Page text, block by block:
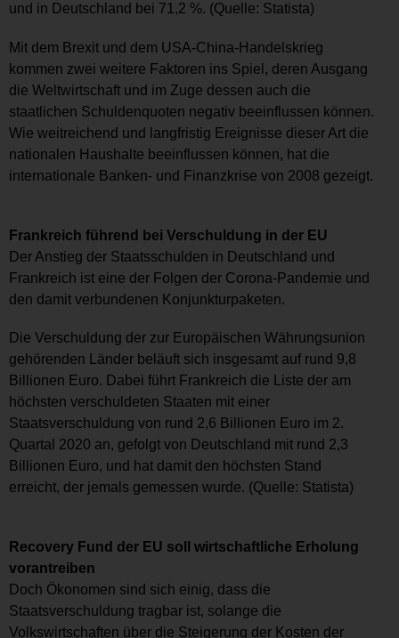
und in Deutschland bei 71,2 %. (Quelle: Statista)
Mit dem Brexit und dem USA-China-Handelskrieg
kommen zwei weitere Faktoren ins Spiel, deren Ausgang
die Weltwirtschaft und im Zuge dessen auch die
staatlichen Schuldenquoten negativ beeinflussen können.
Wie weitreichend und langfristig Ereignisse dieser Art die
nationalen Haushalte beeinflussen können, hat die
internationale Banken- und Finanzkrise von 2008 gezeigt.
Frankreich führend bei Verschuldung in der EU
Der Anstieg der Staatsschulden in Deutschland und
Frankreich ist eine der Folgen der Corona-Pandemie und
den damit verbundenen Konjunkturpaketen.
Die Verschuldung der zur Europäischen Währungsunion
gehörenden Länder beläuft sich insgesamt auf rund 9,8
Billionen Euro. Dabei führt Frankreich die Liste der am
höchsten verschuldeten Staaten mit einer
Staatsverschuldung von rund 2,6 Billionen Euro im 2.
Quartal 2020 an, gefolgt von Deutschland mit rund 2,3
Billionen Euro, und hat damit den höchsten Stand
erreicht, der jemals gemessen wurde. (Quelle: Statista)
Recovery Fund der EU soll wirtschaftliche Erholung
vorantreiben
Doch Ökonomen sind sich einig, dass die
Staatsverschuldung tragbar ist, solange die
Volkswirtschaften über die Steigerung der Kosten der